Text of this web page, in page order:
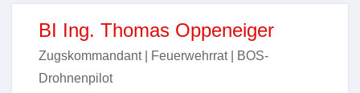
BI Ing. Thomas Oppeneiger
Zugskommandant | Feuerwehrrat | BOS-
Drohnenpilot